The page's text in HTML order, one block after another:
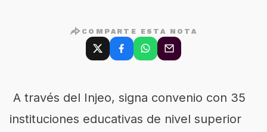
COMPARTE ESTA NOTA
A través del Injeo, signa convenio con 35
instituciones educativas de nivel superior